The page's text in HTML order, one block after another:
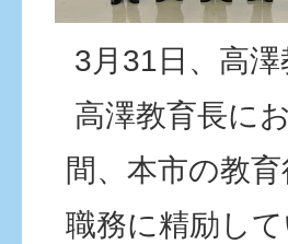
3月31日、高
高澤教育長に
間、本市の教
職務に精励し